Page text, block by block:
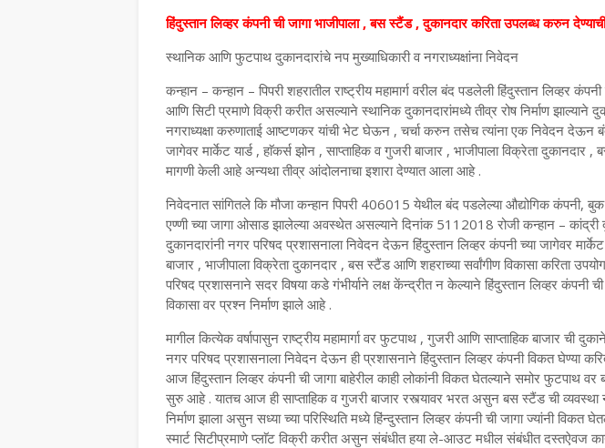
हिंदुस्तान लिव्हर कंपनी ची जागा भाजीपाला , बस स्टैंड , दुकानदार करिता उपलब्ध करुन
स्थानिक आणि फुटपाथ दुकानदारांचे नप मुख्याधिकारी व नगराध्यक्षांना निवेदन
कन्हान – कन्हान – पिपरी शहरातील राष्ट्रीय महामार्ग वरील बंद पडलेली हिंदुस्तान लिव्हर
आणि सिटी प्रमाणे विक्री करीत असल्याने स्थानिक दुकानदारांमध्ये तीव्र रोष निर्माण झाल्याने
नगराध्यक्षा करुणाताई आष्टणकर यांची भेट घेऊन , चर्चा करुन तसेच त्यांना एक निवेदन देऊन
जागेवर मार्केट यार्ड , हाॅकर्स झोन , साप्ताहिक व गुजरी बाजार , भाजीपाला विक्रेता
मागणी केली आहे अन्यथा तीव्र आंदोलनाचा इशारा देण्यात आला आहे .
निवेदनात सांगितले कि मौजा कन्हान पिपरी 406015 येथील बंद पडलेल्या औद्योगिक कंपनी, बुक
एण्णी च्या जागा ओसाड झालेल्या अवस्थेत असल्याने दिनांक 5112018 रोजी कन्हान – कांद्री
दुकानदारांनी नगर परिषद प्रशासनाला निवेदन देऊन हिंदुस्तान लिव्हर कंपनी च्या जागेवर
बाजार , भाजीपाला विक्रेता दुकानदार , बस स्टैंड आणि शहराच्या सर्वांगीण विकासा करिता
परिषद प्रशासनाने सदर विषया कडे गंभीर्याने लक्ष केंन्द्रीत न केल्याने हिंदुस्तान लिव्हर कंपनी ची
विकासा वर प्रश्न निर्माण झाले आहे .
मागील कित्येक वर्षापासुन राष्ट्रीय महामार्गा वर फुटपाथ , गुजरी आणि साप्ताहिक बाजार ची
नगर परिषद प्रशासनाला निवेदन देऊन ही प्रशासनाने हिंदुस्तान लिव्हर कंपनी विकत घेण्या
आज हिंदुस्तान लिव्हर कंपनी ची जागा बाहेरील काही लोकांनी विकत घेतल्याने समोर फुटपाथ वर
सुरु आहे . यातच आज ही साप्ताहिक व गुजरी बाजार रस्त्यावर भरत असुन बस स्टैंड ची
निर्माण झाला असुन सध्या च्या परिस्थिति मध्ये हिंन्दुस्तान लिव्हर कंपनी ची जागा ज्यांनी विकत
स्मार्ट सिटीप्रमाणे प्लाॅट विक्री करीत असुन संबंधीत हया ले-आउट मधील संबंधीत दस्तऐवज